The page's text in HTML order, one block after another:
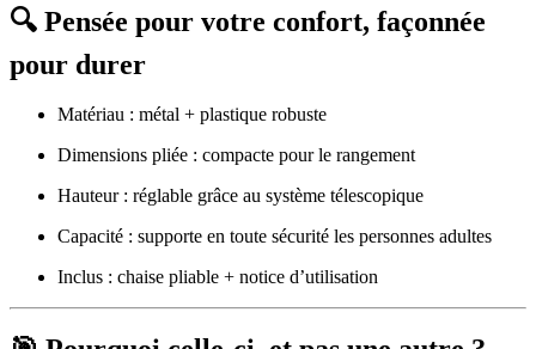
🔍 Pensée pour votre confort, façonnée
pour durer
Matériau : métal + plastique robuste
Dimensions pliée : compacte pour le rangement
Hauteur : réglable grâce au système télescopique
Capacité : supporte en toute sécurité les personnes adultes
Inclus : chaise pliable + notice d’utilisation